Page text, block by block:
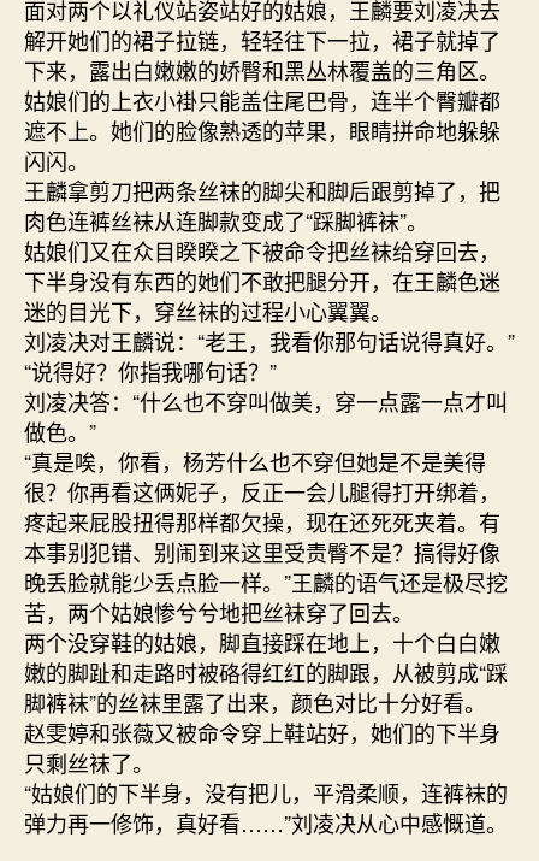
面对两个以礼仪站姿站好的姑娘，王麟要刘凌决去
解开她们的裙子拉链，轻轻往下一拉，裙子就掉了
下来，露出白嫩嫩的娇臀和黑丛林覆盖的三角区。
姑娘们的上衣小褂只能盖住尾巴骨，连半个臀瓣都
遮不上。她们的脸像熟透的苹果，眼睛拼命地躲躲
闪闪。
王麟拿剪刀把两条丝袜的脚尖和脚后跟剪掉了，把
肉色连裤丝袜从连脚款变成了“踩脚裤袜”。
姑娘们又在众目睽睽之下被命令把丝袜给穿回去，
下半身没有东西的她们不敢把腿分开，在王麟色迷
迷的目光下，穿丝袜的过程小心翼翼。
刘凌决对王麟说：“老王，我看你那句话说得真好。”
“说得好？你指我哪句话？”
刘凌决答：“什么也不穿叫做美，穿一点露一点才叫
做色。”
“真是唉，你看，杨芳什么也不穿但她是不是美得
很？你再看这俩妮子，反正一会儿腿得打开绑着，
疼起来屁股扭得那样都欠操，现在还死死夹着。有
本事别犯错、别闹到来这里受责臀不是？搞得好像
晚丢脸就能少丢点脸一样。”王麟的语气还是极尽挖
苦，两个姑娘惨兮兮地把丝袜穿了回去。
两个没穿鞋的姑娘，脚直接踩在地上，十个白白嫩
嫩的脚趾和走路时被硌得红红的脚跟，从被剪成“踩
脚裤袜”的丝袜里露了出来，颜色对比十分好看。
赵雯婷和张薇又被命令穿上鞋站好，她们的下半身
只剩丝袜了。
“姑娘们的下半身，没有把儿，平滑柔顺，连裤袜的
弹力再一修饰，真好看……”刘凌决从心中感慨道。